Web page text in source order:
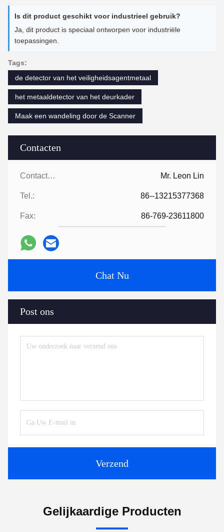
Contacten
Contacten: Mr. Leon Lin
Tel.: 86--13215377368
Fax: 86-769-23611800
Chat Nu
Post ons
Verzend
Is dit product geschikt voor industrieel gebruik?
Ja, dit product is speciaal ontworpen voor industriële
toepassingen.
Tags:
de detector van het veiligheidsagentmetaal
het metaaldetector van het deurkader
Maak een wandeling door de Scanner
Gelijkaardige Producten